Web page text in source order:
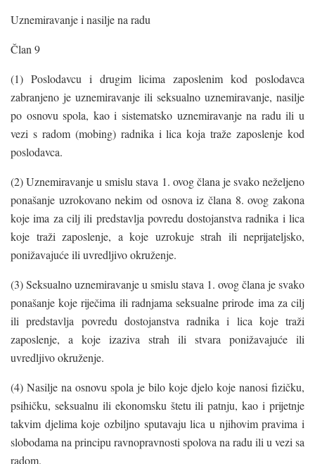
Uznemiravanje i nasilje na radu
Član 9
(1) Poslodavcu i drugim licima zaposlenim kod poslodavca
zabranjeno je uznemiravanje ili seksualno uznemiravanje, nasilje
po osnovu spola, kao i sistematsko uznemiravanje na radu ili u
vezi s radom (mobing) radnika i lica koja traže zaposlenje kod
poslodavca.
(2) Uznemiravanje u smislu stava 1. ovog člana je svako neželjeno
ponašanje uzrokovano nekim od osnova iz člana 8. ovog zakona
koje ima za cilj ili predstavlja povredu dostojanstva radnika i lica
koje traži zaposlenje, a koje uzrokuje strah ili neprijateljsko,
ponižavajuće ili uvredljivo okruženje.
(3) Seksualno uznemiravanje u smislu stava 1. ovog člana je svako
ponašanje koje riječima ili radnjama seksualne prirode ima za cilj
ili predstavlja povredu dostojanstva radnika i lica koje traži
zaposlenje, a koje izaziva strah ili stvara ponižavajuće ili
uvredljivo okruženje.
(4) Nasilje na osnovu spola je bilo koje djelo koje nanosi fizičku,
psihičku, seksualnu ili ekonomsku štetu ili patnju, kao i prijetnje
takvim djelima koje ozbiljno sputavaju lica u njihovim pravima i
slobodama na principu ravnopravnosti spolova na radu ili u vezi sa
radom.